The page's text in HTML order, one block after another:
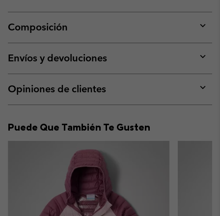
Composición
or
Envíos y devoluciones
or
Opiniones de clientes
or
Puede Que También Te Gusten